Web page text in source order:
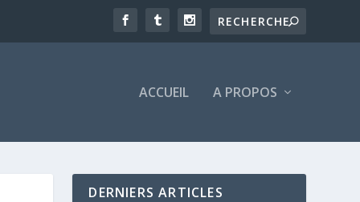
ACCUEIL A PROPOS
DERNIERS ARTICLES